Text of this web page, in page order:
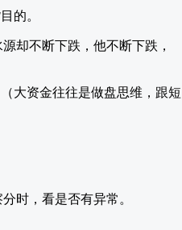
的。
却不断下跌，他不断下跌，
大资金往往是做盘思维，跟短
时，看是否有异常。